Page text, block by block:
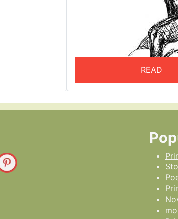
READ